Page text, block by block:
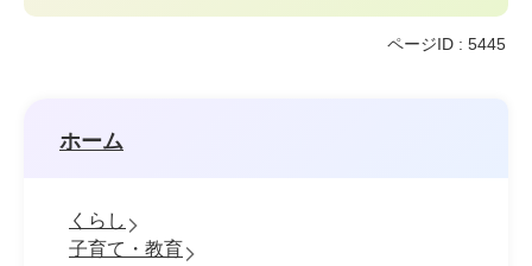
ページID : 5445
ホーム
くらし
子育て・教育